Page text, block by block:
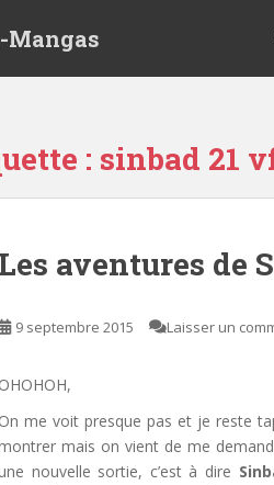
Mangas
: sinbad 21
Les aventures de
9 septembre 2015 Laisser un
OHOHOH,
On me voit presque pas et je reste
mais on vient de me
nouvelle sortie, c’est à dire